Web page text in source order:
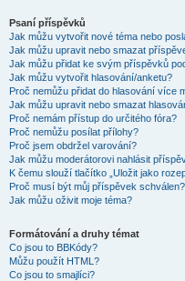
Psaní příspěvků
Jak můžu vytvořit nové téma nebo
Jak můžu upravit nebo smazat
Jak můžu přidat ke svým příspěvků
Jak můžu vytvořit hlasování/anketu?
Proč nemůžu přidat do hlasování více
Jak můžu upravit nebo smazat
Proč nemám přístup do určitého fóra?
Proč nemůžu posílat přílohy?
Proč jsem obdržel varování?
Jak můžu moderátorovi nahlásit
K čemu slouží tlačítko „Uložit jako
Proč musí být můj příspěvek schválen?
Jak můžu oživit moje téma?
Formátování a druhy témat
Co jsou to BBKódy?
Můžu použít HTML?
Co jsou to smajlíci?